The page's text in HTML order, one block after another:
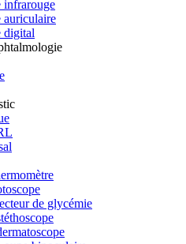
infrarouge
auriculaire
digital
de glycémie